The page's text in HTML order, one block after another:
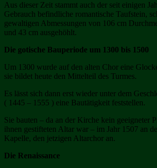
Aus dieser Zeit stammt auch der seit einigen
Gebrauch befindliche romantische Taufstein,
gewaltigen Abmessungen von 106 cm
und 43 cm ausgehöhlt.
Die gotische Bauperiode um 1300 bis 1500
Um 1300 wurde auf den alten Chor eine
sie bildet heute den Mittelteil des Turmes.
Es lässt sich dann erst wieder unter dem
( 1445 – 1555 ) eine Bautätigkeit feststellen.
Sie bauten – da an der Kirche kein geeigneter
ihnen gestifteten Altar war – im Jahr 1507 an
Kapelle, den jetzigen Altarchor an.
Die Renaissance